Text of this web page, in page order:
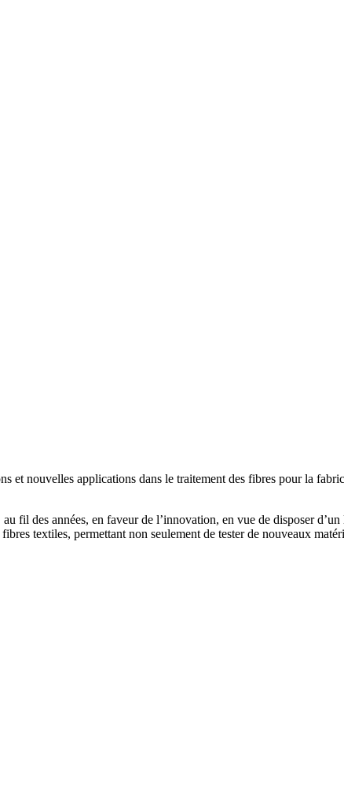
et nouvelles applications dans le traitement des fibres pour la
fil des années, en faveur de l’innovation, en vue de disposer
textiles, permettant non seulement de tester de nouveaux